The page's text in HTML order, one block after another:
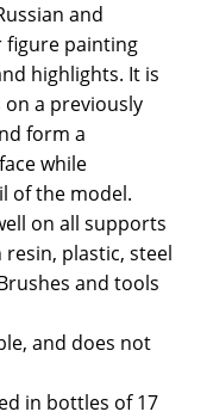
and
figure painting
highlights. It is
a previously
form a
while
of the model.
on all supports
plastic, steel
and tools
and does not
in bottles of 17